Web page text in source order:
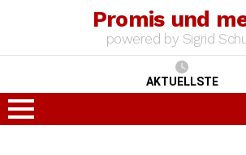
Promis und
powered by Sigrid
AKTUELLSTE
Menu